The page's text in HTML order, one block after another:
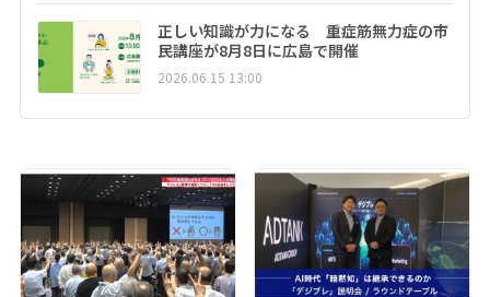
正しい知識が力になる 重症筋無力症の市
民講座が8月8日に広島で開催
2026.06.15 13:00